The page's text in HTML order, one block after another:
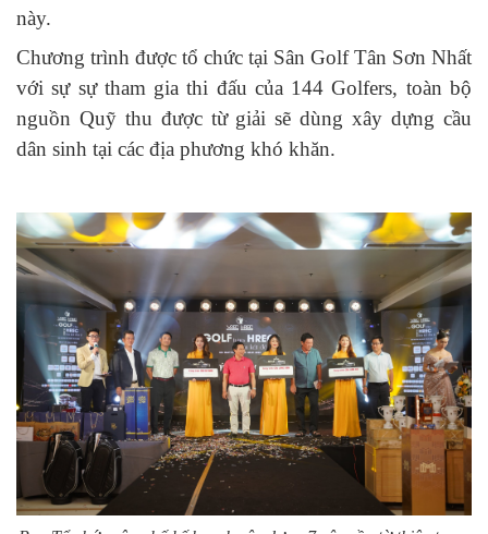
này.
Chương trình được tổ chức tại Sân Golf Tân Sơn Nhất
với sự sự tham gia thi đấu của 144 Golfers, toàn bộ
nguồn Quỹ thu được từ giải sẽ dùng xây dựng cầu
dân sinh tại các địa phương khó khăn.